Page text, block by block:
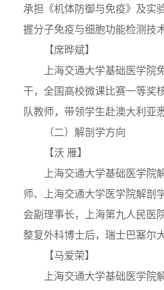
承担《机体防御与免疫》及实
握分子免疫与细胞功能检测技术
【席晔斌】
上海交通大学基础医学
干，全国高校微课比赛一等奖
队教师，带领学生赴澳大利亚
（二）解剖学方向
【沃 雁】
上海交通大学基础医学
师、上海交通大学医学院解剖
会副理事长，上海第九人民医
整复外科博士后，瑞士巴塞尔
【马爱荣】
上海交通大学基础医学